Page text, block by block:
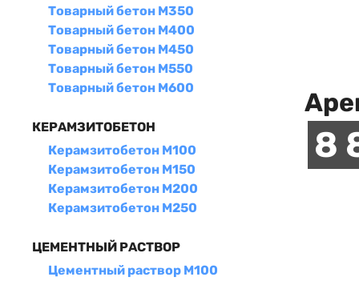
Товарный бетон М350
Товарный бетон М400
Товарный бетон М450
Товарный бетон М550
Товарный бетон М600
КЕРАМЗИТОБЕТОН
Керамзитобетон М100
Керамзитобетон М150
Керамзитобетон М200
Керамзитобетон М250
ЦЕМЕНТНЫЙ РАСТВОР
Цементный раствор М100
8